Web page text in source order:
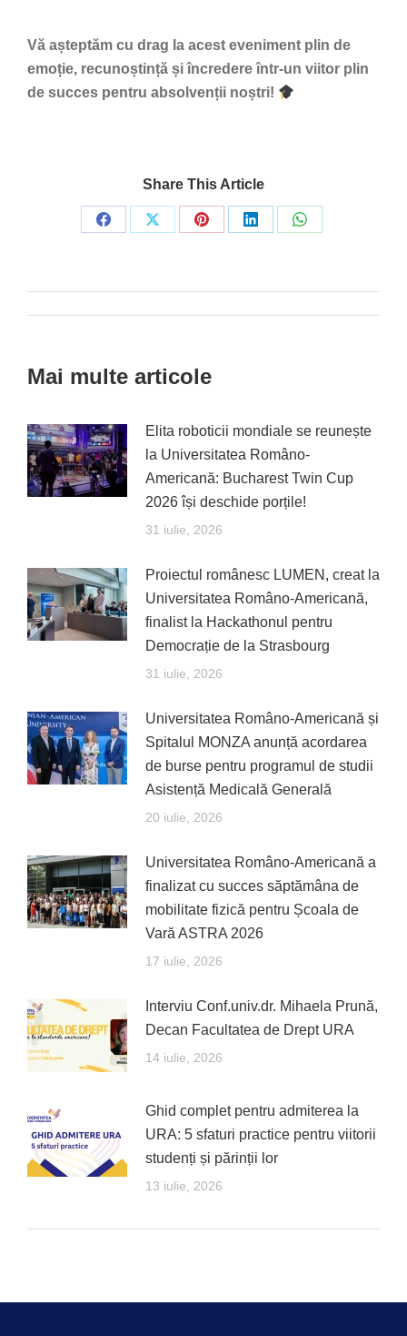
Vă așteptăm cu drag la acest eveniment plin de
emoție, recunoștință și încredere într-un viitor plin
de succes pentru absolvenții noștri!
Share This Article
Share
Share
Share
Share
Share
Post
Mai multe articole
Elita roboticii mondiale se reunește
la Universitatea Româno-
Americană: Bucharest Twin Cup
2026 își deschide porțile!
31 iulie, 2026
Proiectul românesc LUMEN, creat la
Universitatea Româno-Americană,
finalist la Hackathonul pentru
Democrație de la Strasbourg
31 iulie, 2026
Universitatea Româno-Americană și
Spitalul MONZA anunță acordarea
de burse pentru programul de studii
Asistență Medicală Generală
20 iulie, 2026
Universitatea Româno-Americană a
finalizat cu succes săptămâna de
mobilitate fizică pentru Școala de
Vară ASTRA 2026
17 iulie, 2026
Interviu Conf.univ.dr. Mihaela Prună,
Decan Facultatea de Drept URA
14 iulie, 2026
Ghid complet pentru admiterea la
URA: 5 sfaturi practice pentru viitorii
studenți și părinții lor
13 iulie, 2026